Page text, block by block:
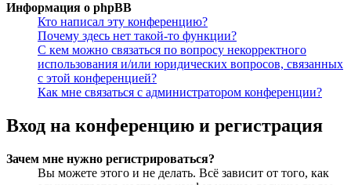
Информация о phpBB
Кто написал эту конференцию?
Почему здесь нет такой-то функции?
С кем можно связаться по вопросу некорректного
использования и/или юридических вопросов, связанных
с этой конференцией?
Как мне связаться с администратором конференции?
Вход на конференцию и регистрация
Зачем мне нужно регистрироваться?
Вы можете этого и не делать. Всё зависит от того, как